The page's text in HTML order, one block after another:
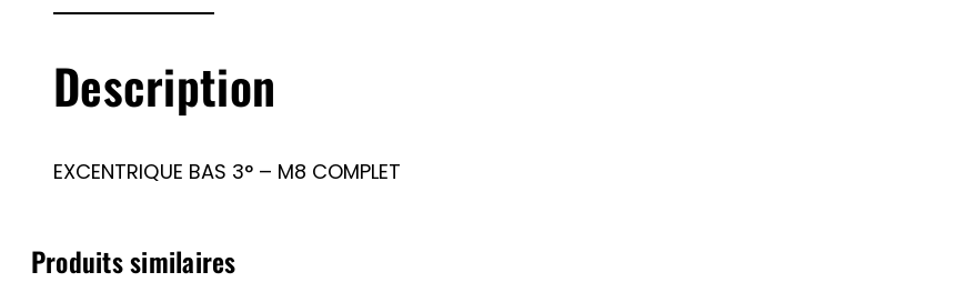
Description
EXCENTRIQUE BAS 3° – M8 COMPLET
Produits similaires